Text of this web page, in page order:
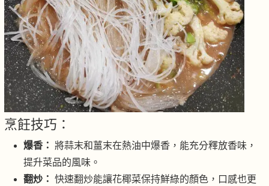
烹飪技巧：
爆香： 將蒜末和薑末在熱油中爆香，能充分釋放香味，
提升菜品的風味。
翻炒： 快速翻炒能讓花椰菜保持鮮綠的顏色，口感也更